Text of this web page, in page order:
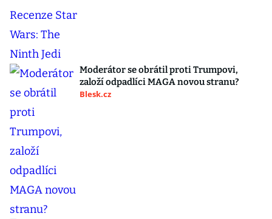
Moderátor se obrátil proti Trumpovi,
založí odpadlíci MAGA novou stranu?
Blesk.cz